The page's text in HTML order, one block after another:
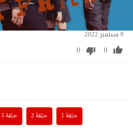
9 سبتمبر 2022
0
0
حلقة 1 حلقة 2 حلقة 3